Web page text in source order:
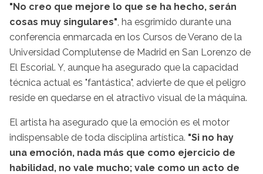
"No creo que mejore lo que se ha hecho, serán
cosas muy singulares", ha esgrimido durante una
conferencia enmarcada en los Cursos de Verano de la
Universidad Complutense de Madrid en San Lorenzo de
El Escorial. Y, aunque ha asegurado que la capacidad
técnica actual es "fantástica", advierte de que el peligro
reside en quedarse en el atractivo visual de la máquina.
El artista ha asegurado que la emoción es el motor
indispensable de toda disciplina artística. "Si no hay
una emoción, nada más que como ejercicio de
habilidad, no vale mucho; vale como un acto de